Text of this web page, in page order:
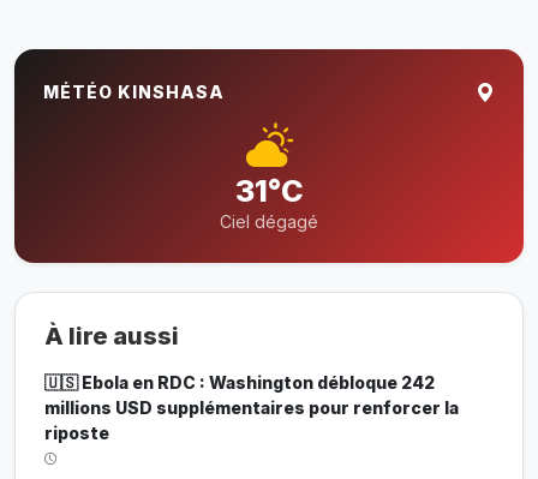
MÉTÉO KINSHASA
31°C
Ciel dégagé
À lire aussi
🇺🇸 Ebola en RDC : Washington débloque 242
millions USD supplémentaires pour renforcer la
riposte